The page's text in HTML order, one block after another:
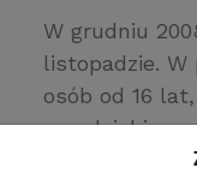
W grudniu
listopadzie. W
osób od 16